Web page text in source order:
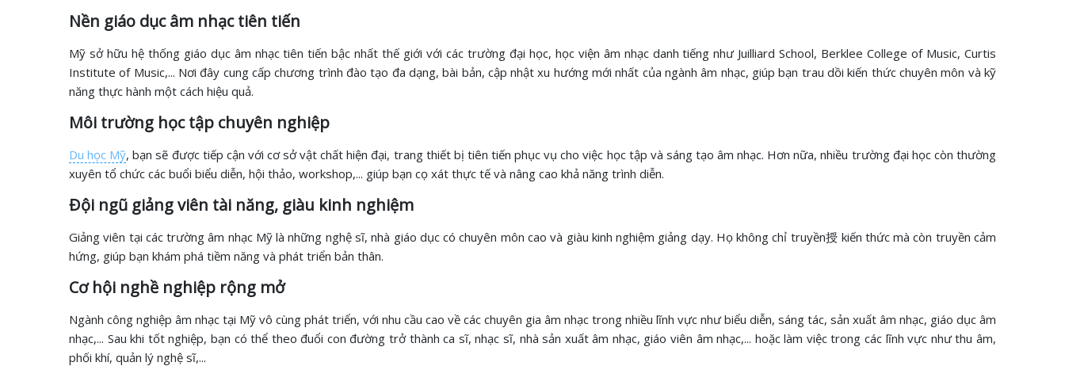
Nền giáo dục âm nhạc tiên tiến
Mỹ sở hữu hệ thống giáo dục âm nhạc tiên tiến bậc nhất thế giới với các trường đại học, học viện âm nhạc danh tiếng như Juilliard School, Berklee College of Music, Curtis
Institute of Music,... Nơi đây cung cấp chương trình đào tạo đa dạng, bài bản, cập nhật xu hướng mới nhất của ngành âm nhạc, giúp bạn trau dồi kiến thức chuyên môn và kỹ
năng thực hành một cách hiệu quả.
Môi trường học tập chuyên nghiệp
Du học Mỹ, bạn sẽ được tiếp cận với cơ sở vật chất hiện đại, trang thiết bị tiên tiến phục vụ cho việc học tập và sáng tạo âm nhạc. Hơn nữa, nhiều trường đại học còn thường
xuyên tổ chức các buổi biểu diễn, hội thảo, workshop,... giúp bạn cọ xát thực tế và nâng cao khả năng trình diễn.
Đội ngũ giảng viên tài năng, giàu kinh nghiệm
Giảng viên tại các trường âm nhạc Mỹ là những nghệ sĩ, nhà giáo dục có chuyên môn cao và giàu kinh nghiệm giảng dạy. Họ không chỉ truyền授 kiến thức mà còn truyền cảm
hứng, giúp bạn khám phá tiềm năng và phát triển bản thân.
Cơ hội nghề nghiệp rộng mở
Ngành công nghiệp âm nhạc tại Mỹ vô cùng phát triển, với nhu cầu cao về các chuyên gia âm nhạc trong nhiều lĩnh vực như biểu diễn, sáng tác, sản xuất âm nhạc, giáo dục âm
nhạc,... Sau khi tốt nghiệp, bạn có thể theo đuổi con đường trở thành ca sĩ, nhạc sĩ, nhà sản xuất âm nhạc, giáo viên âm nhạc,... hoặc làm việc trong các lĩnh vực như thu âm,
phối khí, quản lý nghệ sĩ,...